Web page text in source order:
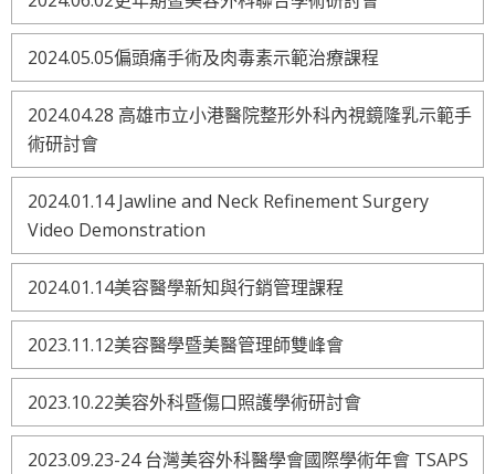
2024.05.05偏頭痛手術及肉毒素示範治療課程
2024.04.28 高雄市立小港醫院整形外科內視鏡隆乳示範手
術研討會
2024.01.14 Jawline and Neck Refinement Surgery
Video Demonstration
2024.01.14美容醫學新知與行銷管理課程
2023.11.12美容醫學暨美醫管理師雙峰會
2023.10.22美容外科暨傷口照護學術研討會
2023.09.23-24 台灣美容外科醫學會國際學術年會 TSAPS